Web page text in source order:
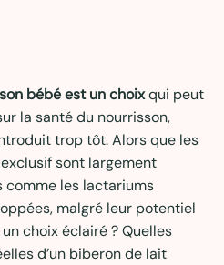
bébé est un choix qui peut
la santé du nourrisson,
trop tôt. Alors que les
sont largement
comme les lactariums
malgré leur potentiel
choix éclairé ? Quelles
d’un biberon de lait